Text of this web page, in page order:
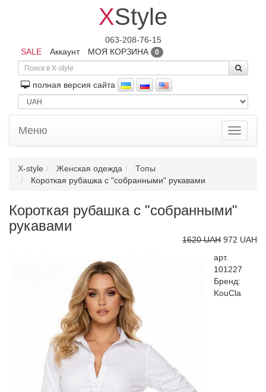
XStyle
063-208-76-15
SALE
Аккаунт МОЯ КОРЗИНА 0
полная версия сайта
Toggle
Меню
X-style Женская одежда
Топы
Короткая рубашка с "собранными" рукавами
Короткая рубашка с "собранными"
рукавами
1620 UAH 972 UAH
арт.
101227
Бренд:
KouCla